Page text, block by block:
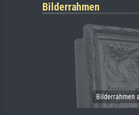
Bilderrahmen